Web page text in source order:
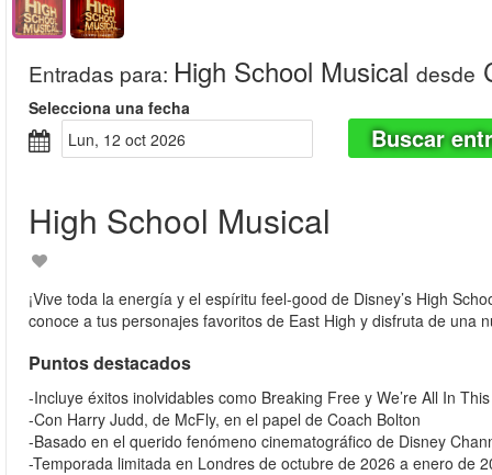
Entradas para: High School Musical desde
Selecciona una fecha
lun, 12 oct 2026
Buscar
High School Musical
¡Vive toda la energía y el espíritu feel-good de Disney’s High
conoce a tus personajes favoritos de East High y disfruta de una
Puntos destacados
-Incluye éxitos inolvidables como Breaking Free y We’re All In
-Con Harry Judd, de McFly, en el papel de Coach Bolton
-Basado en el querido fenómeno cinematográfico de Disney
-Temporada limitada en Londres de octubre de 2026 a enero de